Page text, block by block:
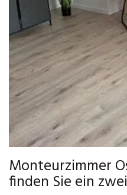
Monteurzimmer
finden Sie ein